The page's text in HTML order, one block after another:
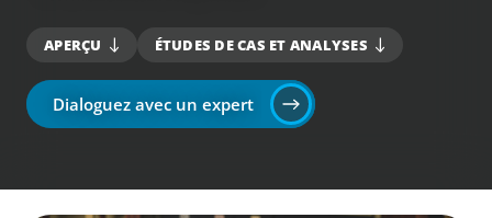
APERÇU ÉTUDES DE CAS ET ANALYSES
Dialoguez avec un expert